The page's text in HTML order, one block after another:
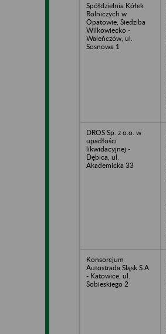
Spółdzielnia Kółek
Rolniczych w
Opatowie, Siedziba
Wilkowiecko -
Waleńczów, ul.
Sosnowa 1
DROS Sp. z o.o. w
upadłości
likwidacyjnej -
Dębica, ul.
Akademicka 33
Konsorcjum
Autostrada Sląsk S.A.
- Katowice, ul.
Sobieskiego 2